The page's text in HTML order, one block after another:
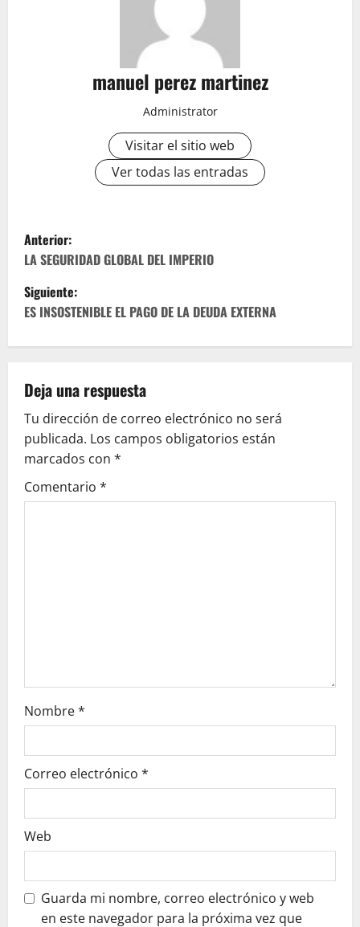
manuel perez martinez
Administrator
Visitar el sitio web
Ver todas las entradas
N
a
v
a
c
i
ó
t
a
a
s
Anterior:
LA SEGURIDAD GLOBAL DEL IMPERIO
Siguiente:
ES INSOSTENIBLE EL PAGO DE LA DEUDA EXTERNA
Deja una respuesta
Tu dirección de correo electrónico no será
publicada. Los campos obligatorios están
marcados con *
Comentario *
Nombre*
Correo electrónico *
Web
Guarda mi nombre, correo electrónico y web
en este navegador para la próxima vez que